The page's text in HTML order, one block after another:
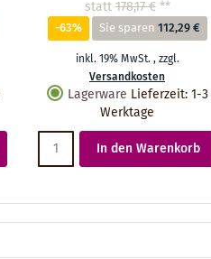
statt178,17 € **
-63% Sie sparen112,29 €
inkl. 19% MwSt.,zzgl.
Versandkosten
Lagerware Lieferzeit:1-3
Werktage
In den Warenkorb